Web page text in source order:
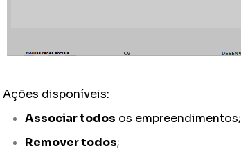
Ações disponíveis:
Associar todos os empreendimentos;
Remover todos;